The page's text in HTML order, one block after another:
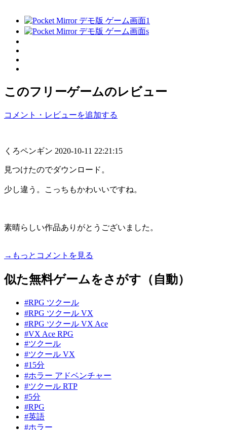
このフリーゲームのレビュー
コメント・レビューを追加する
くろペンギン 2020-10-11 22:21:15
見つけたのでダウンロード。
少し違う。こっちもかわいいですね。
素晴らしい作品ありがとうございました。
→もっとコメントを見る
似た無料ゲームをさがす（自動）
#RPG ツクール
#RPG ツクール VX
#RPG ツクール VX Ace
#VX Ace RPG
#ツクール
#ツクール VX
#15分
#ホラー アドベンチャー
#ツクール RTP
#5分
#RPG
#英語
#ホラー